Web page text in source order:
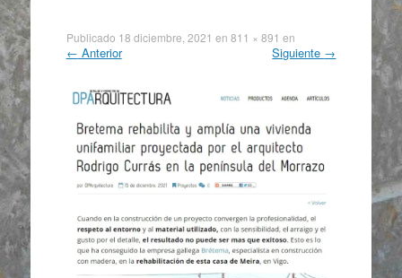
Publicado 18 diciembre, 2021 en 811 × 891 en
← Anterior Siguiente →